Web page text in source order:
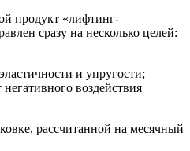
продукт «лифтинг-
сразу на несколько целей:
и упругости;
воздействия
рассчитанной на месячный